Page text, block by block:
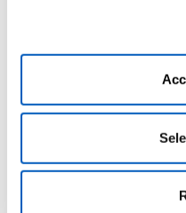
destra puoi continuare la
dei cookie necessari. Per
eventualmente
liberamente prestare,
consenso in qualsiasi
Mostra Dettagli.
https://
a-villa-deste?
2rSKzJ2-